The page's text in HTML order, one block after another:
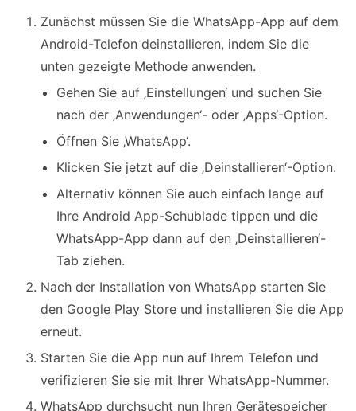
Zunächst müssen Sie die WhatsApp-App auf dem
Android-Telefon deinstallieren, indem Sie die
unten gezeigte Methode anwenden.
Gehen Sie auf ‚Einstellungen‘ und suchen Sie
nach der ‚Anwendungen‘- oder ‚Apps‘-Option.
Öffnen Sie ‚WhatsApp‘.
Klicken Sie jetzt auf die ‚Deinstallieren‘-Option.
Alternativ können Sie auch einfach lange auf
Ihre Android App-Schublade tippen und die
WhatsApp-App dann auf den ‚Deinstallieren‘-
Tab ziehen.
Nach der Installation von WhatsApp starten Sie
den Google Play Store und installieren Sie die App
erneut.
Starten Sie die App nun auf Ihrem Telefon und
verifizieren Sie sie mit Ihrer WhatsApp-Nummer.
WhatsApp durchsucht nun Ihren Gerätespeicher